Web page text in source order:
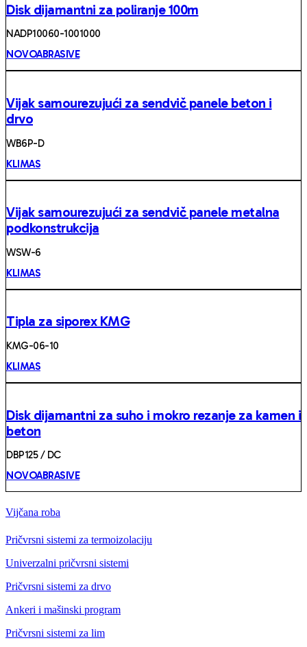
Disk dijamantni za poliranje 100m
NADP10060-1001000
NOVOABRASIVE
Vijak samourezujući za sendvič panele beton i
drvo
WB6P-D
KLIMAS
Vijak samourezujući za sendvič panele metalna
podkonstrukcija
WSW-6
KLIMAS
Tipla za siporex KMG
KMG-06-10
KLIMAS
Disk dijamantni za suho i mokro rezanje za kamen i
beton
DBP125 / DC
NOVOABRASIVE
Vijčana roba
Pričvrsni sistemi za termoizolaciju
Univerzalni pričvrsni sistemi
Pričvrsni sistemi za drvo
Ankeri i mašinski program
Pričvrsni sistemi za lim